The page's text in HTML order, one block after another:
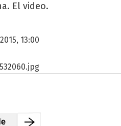
El video.
13:00